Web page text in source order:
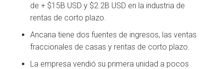
de + $15B USD y $2.2B USD en la industria de
rentas de corto plazo.
Ancana tiene dos fuentes de ingresos, las ventas
fraccionales de casas y rentas de corto plazo.
La empresa vendió su primera unidad a pocos